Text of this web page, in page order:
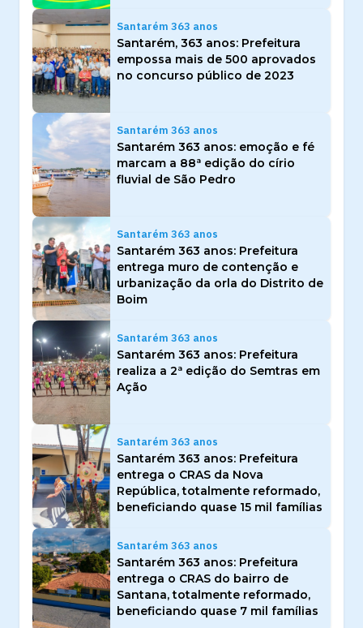
Santarém 363 anos
Santarém, 363 anos: Prefeitura
empossa mais de 500 aprovados
no concurso público de 2023
Santarém 363 anos
Santarém 363 anos: emoção e fé
marcam a 88ª edição do círio
fluvial de São Pedro
Santarém 363 anos
Santarém 363 anos: Prefeitura
entrega muro de contenção e
urbanização da orla do Distrito de
Boim
Santarém 363 anos
Santarém 363 anos: Prefeitura
realiza a 2ª edição do Semtras em
Ação
Santarém 363 anos
Santarém 363 anos: Prefeitura
entrega o CRAS da Nova
República, totalmente reformado,
beneficiando quase 15 mil famílias
Santarém 363 anos
Santarém 363 anos: Prefeitura
entrega o CRAS do bairro de
Santana, totalmente reformado,
beneficiando quase 7 mil famílias